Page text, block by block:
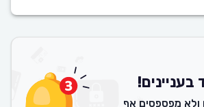
ולא מפספסים אף